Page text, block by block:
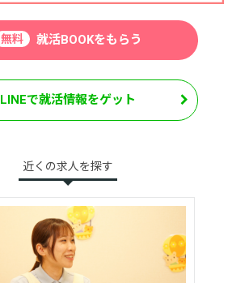
無料 就活BOOKをもらう
LINEで就活情報をゲット
近くの求人を探す